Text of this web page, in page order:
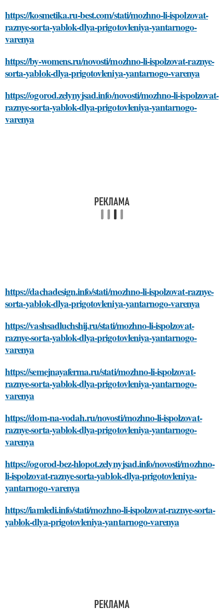
https://kosmetika.ru-best.com/stati/mozhno-li-ispolzovat-
raznye-sorta-yablok-dlya-prigotovleniya-yantarnogo-
varenya
https://by-womens.ru/novosti/mozhno-li-ispolzovat-raznye-
sorta-yablok-dlya-prigotovleniya-yantarnogo-varenya
https://ogorod.zelynyjsad.info/novosti/mozhno-li-ispolzovat-
raznye-sorta-yablok-dlya-prigotovleniya-yantarnogo-
varenya
https://dachadesign.info/stati/mozhno-li-ispolzovat-raznye-
sorta-yablok-dlya-prigotovleniya-yantarnogo-varenya
https://vashsadluchshij.ru/stati/mozhno-li-ispolzovat-
raznye-sorta-yablok-dlya-prigotovleniya-yantarnogo-
varenya
https://semejnayaferma.ru/stati/mozhno-li-ispolzovat-
raznye-sorta-yablok-dlya-prigotovleniya-yantarnogo-
varenya
https://dom-na-vodah.ru/novosti/mozhno-li-ispolzovat-
raznye-sorta-yablok-dlya-prigotovleniya-yantarnogo-
varenya
https://ogorod-bez-hlopot.zelynyjsad.info/novosti/mozhno-
li-ispolzovat-raznye-sorta-yablok-dlya-prigotovleniya-
yantarnogo-varenya
https://iamledi.info/stati/mozhno-li-ispolzovat-raznye-sorta-
yablok-dlya-prigotovleniya-yantarnogo-varenya